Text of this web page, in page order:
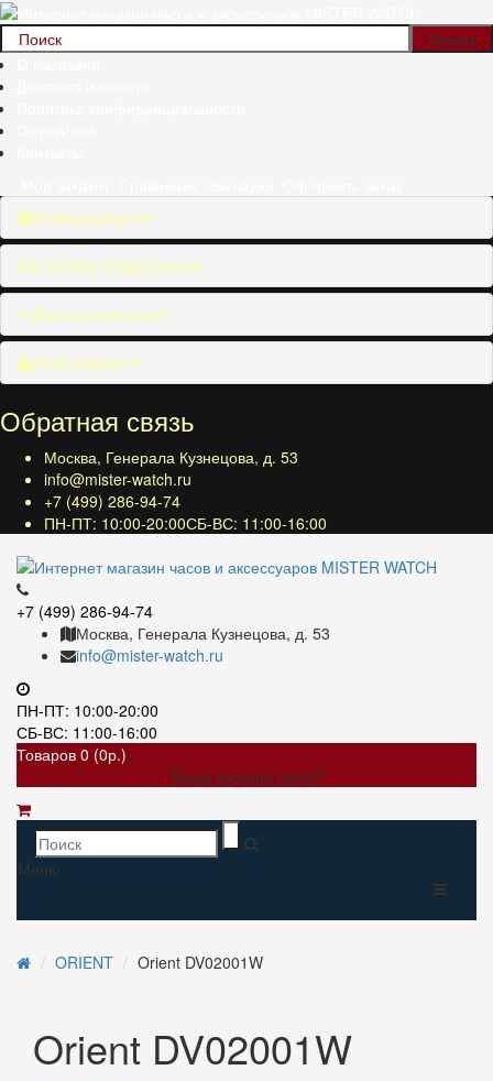
Информация
Служба поддержки
Дополнительно
Мой аккаунт
Обратная связь
Москва, Генерала Кузнецова, д. 53
info@mister-watch.ru
+7 (499) 286-94-74
ПН-ПТ: 10:00-20:00СБ-ВС: 11:00-16:00
+7 (499) 286-94-74
Москва, Генерала Кузнецова, д. 53
info@mister-watch.ru
ПН-ПТ: 10:00-20:00
СБ-ВС: 11:00-16:00
Товаров 0 (0р.)
Ваша корзина пуста!
Меню
ORIENT Orient DV02001W
Orient DV02001W